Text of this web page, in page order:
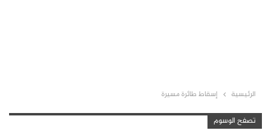
الرئيسية إسقاط طائرة مسيرة
تصفح الوسوم